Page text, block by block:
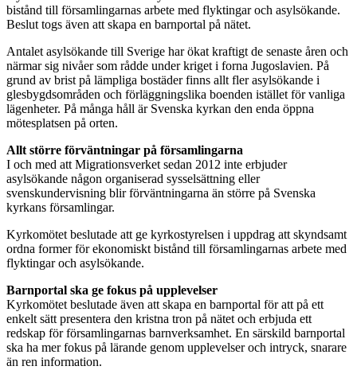
bistånd till församlingarnas arbete med flyktingar och asylsökande.
Beslut togs även att skapa en barnportal på nätet.
Antalet asylsökande till Sverige har ökat kraftigt de senaste åren och
närmar sig nivåer som rådde under kriget i forna Jugoslavien. På
grund av brist på lämpliga bostäder finns allt fler asylsökande i
glesbygdsområden och förläggningslika boenden istället för vanliga
lägenheter. På många håll är Svenska kyrkan den enda öppna
mötesplatsen på orten.
Allt större förväntningar på församlingarna
I och med att Migrationsverket sedan 2012 inte erbjuder
asylsökande någon organiserad sysselsättning eller
svenskundervisning blir förväntningarna än större på Svenska
kyrkans församlingar.
Kyrkomötet beslutade att ge kyrkostyrelsen i uppdrag att skyndsamt
ordna former för ekonomiskt bistånd till församlingarnas arbete med
flyktingar och asylsökande.​
Barnportal ska ge fokus på upplevelser
Kyrkomötet beslutade även att skapa en barnportal för att på ett
enkelt sätt presentera den kristna tron på nätet och erbjuda ett
redskap för församlingarnas barnverksamhet. En särskild barnportal
ska ha mer fokus på lärande genom upplevelser och intryck, snarare
än ren information.